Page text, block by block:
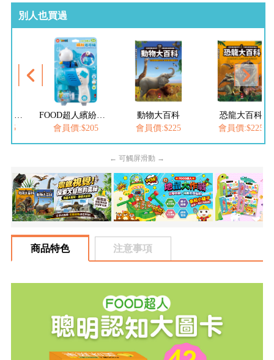
別人也買過
會員價:$205
動物大百科
會員價:$225
恐龍大百科
會員價:$225
← 可觸屏滑動 →
商品特色 注意事項